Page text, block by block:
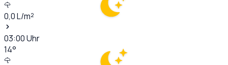
0,0L/m²
03:00Uhr
14°